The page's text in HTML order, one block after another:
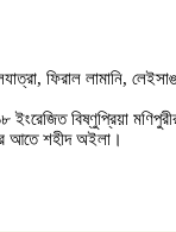
ফিরাল লামানি,
বিষ্ণুপ্রিয়া
আতে শহীদ অইলা।